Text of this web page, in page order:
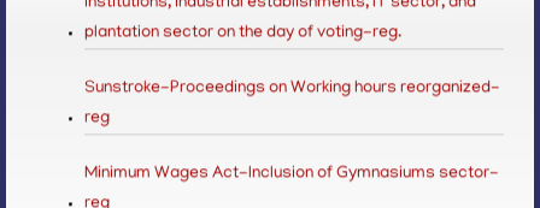
plantation sector on the day of voting-reg.
reg
reg